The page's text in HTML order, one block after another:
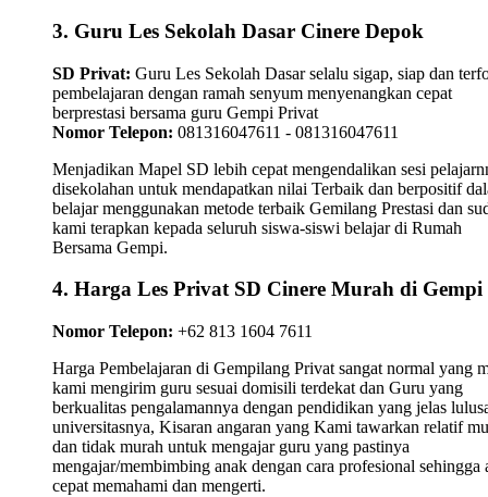
3. Guru Les Sekolah Dasar Cinere Depok
SD Privat: Guru Les Sekolah Dasar selalu sigap, siap dan
pembelajaran dengan ramah senyum menyenangkan cepat
berprestasi bersama guru Gempi Privat
Nomor Telepon: 081316047611 - 081316047611
Menjadikan Mapel SD lebih cepat mengendalikan sesi
disekolahan untuk mendapatkan nilai Terbaik dan berpositif
belajar menggunakan metode terbaik Gemilang Prestasi dan
kami terapkan kepada seluruh siswa-siswi belajar di Rumah
Bersama Gempi.
4. Harga Les Privat SD Cinere Murah di Gempi
Nomor Telepon: +62 813 1604 7611
Harga Pembelajaran di Gempilang Privat sangat normal yang
kami mengirim guru sesuai domisili terdekat dan Guru yang
berkualitas pengalamannya dengan pendidikan yang jelas
universitasnya, Kisaran angaran yang Kami tawarkan relatif
dan tidak murah untuk mengajar guru yang pastinya
mengajar/membimbing anak dengan cara profesional sehingga
cepat memahami dan mengerti.